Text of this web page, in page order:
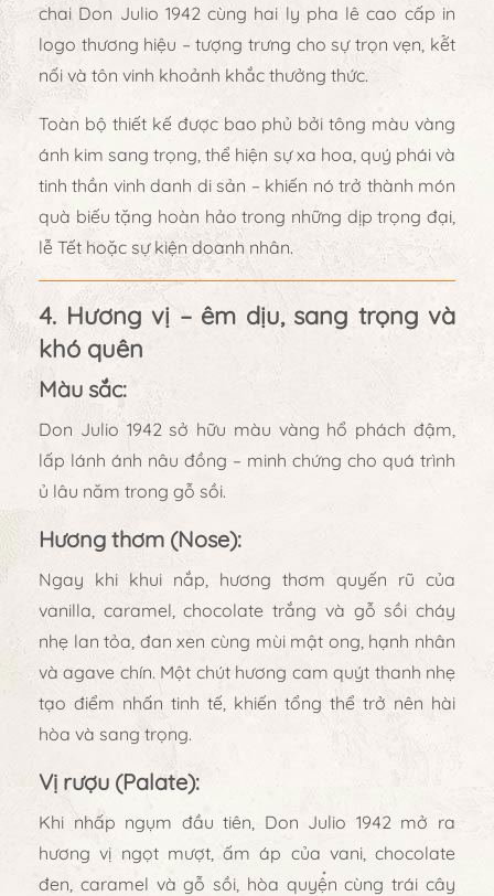
chai Don Julio 1942 cùng hai ly pha lê cao cấp in
logo thương hiệu – tượng trưng chosự trọn vẹn, kết
nối và tôn vinh khoảnh khắc thưởng thức.
Toàn bộ thiết kế được bao phủ bởi tông màu vàng
ánh kim sang trọng, thể hiện sự xa hoa, quý phái và
tinh thần vinh danh di sản – khiến nó trở thành món
quà biếu tặng hoàn hảo trong những dịp trọng đại,
lễ Tết hoặc sự kiện doanh nhân.
4. Hương vị – êm dịu, sang trọng và
khó quên
Màu sắc:
Don Julio 1942 sở hữu màu vàng hổ phách đậm
lấp lánh ánh nâu đồng – minh chứng cho quá trình
ủ lâu năm trong gỗ sồi.
Hương thơm (Nose):
Ngay khi khui nắp, hương thơm quyến rũ của
vanilla, caramel, chocolate trắng và gỗ sồi cháy
nhẹ lan tỏa, đan xen cùng mùi mật ong, hạnh nhân
và agave chín. Một chút hương cam quýt thanh nhẹ
tạo điểm nhấn tinh tế, khiến tổng thể trở nên hài
hòa và sang trọng.
Vị rượu (Palate):
Khi nhấp ngụm đầu tiên, Don Julio 1942 mở ra
hương vị ngọt mượt, ấm áp của vani, chocolate
đen, caramel và gỗ sồi , hòa quyện cùngtrái cây